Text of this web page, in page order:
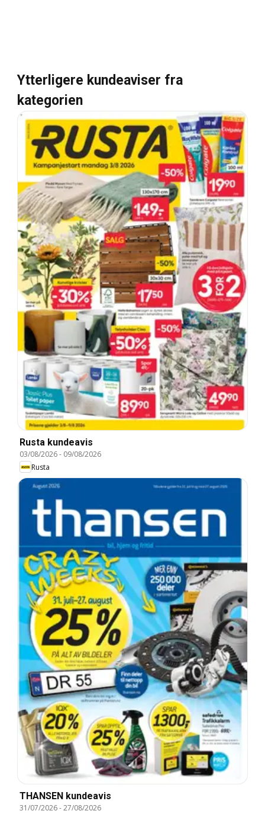
Ytterligere kundeaviser fra
kategorien
Rusta kundeavis
03/08/2026- 09/08/2026
Rusta
THANSEN kundeavis
31/07/2026-27/08/2026